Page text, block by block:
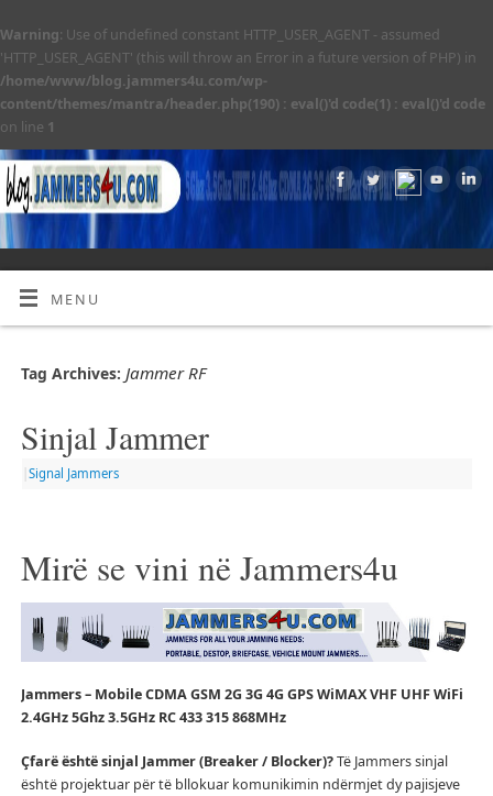
Warning: Use of undefined constant HTTP_USER_AGENT - assumed
'HTTP_USER_AGENT' (this will throw an Error in a future version of PHP) in
/home/www/blog.jammers4u.com/wp-
content/themes/mantra/header.php(190) : eval()'d code(1) : eval()'d code
on line 1
MENU
Tag Archives: Jammer RF
Sinjal Jammer
Signal Jammers
Mirë se vini në Jammers4u
Jammers – Mobile CDMA GSM 2G 3G 4G GPS WiMAX VHF UHF WiFi
2.4GHz 5Ghz 3.5GHz RC 433 315 868MHz
Çfarë është sinjal Jammer (Breaker / Blocker)?Të Jammers sinjal
është projektuar për të bllokuar komunikimin ndërmjet dy pajisjeve